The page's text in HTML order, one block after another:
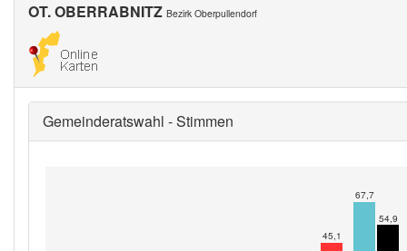
OT. OBERRABNITZ Bezirk Oberpullendorf
Gemeinderatswahl - Stimmen
45,1
67,7
54,9